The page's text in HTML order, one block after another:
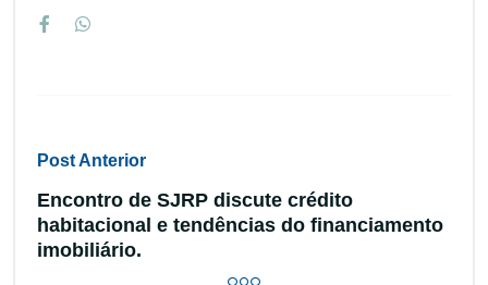
Post Anterior
Encontro de SJRP discute crédito
habitacional e tendências do financiamento
imobiliário.